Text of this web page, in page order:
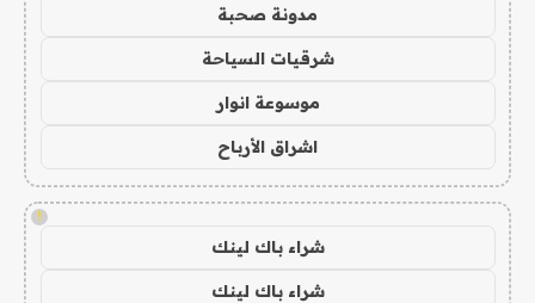
مدونة صحبة
شرقيات السياحة
موسوعة انوار
اشراق الأرباح
!
شراء باك لينك
شراء باك لينك